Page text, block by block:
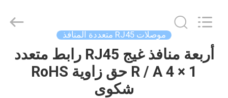
الصفحة
الرئيسية
Reserved.
Developed
موصلات RJ45 متعددة المنافذ
أربعة منافذ غيج RJ45 رابط متعدد
1 × 4 R / A حق زاوية RoHS
شكوى